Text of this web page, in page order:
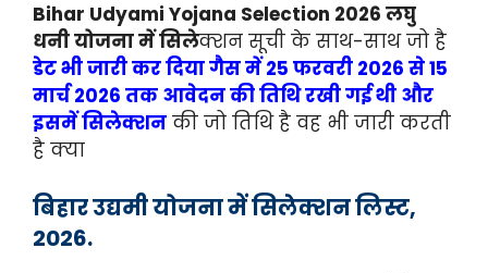
Bihar Udyami Yojana Selection 2026 लघु
धनी योजना में सिलेक्शन सूची के साथ-साथ जो है
डेट भी जारी कर दिया गैस में 25 फरवरी 2026 से 15
मार्च 2026 तक आवेदन की तिथि रखी गई थी और
इसमें सिलेक्शन की जो तिथि है वह भी जारी करती
है क्या
बिहार उद्यमी योजना में सिलेक्शन लिस्ट,
2026.